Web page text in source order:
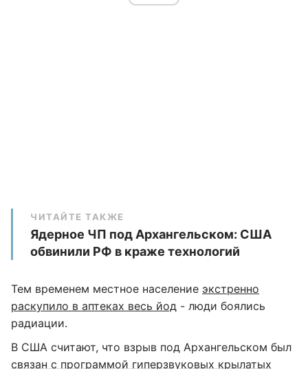
ЧИТАЙТЕ ТАКЖЕ
Ядерное ЧП под Архангельском: США
обвинили РФ в краже технологий
Тем временем местное население экстренно
раскупило в аптеках весь йод - люди боялись
радиации.
В США считают, что взрыв под Архангельском был
связан с программой гиперзвуковых крылатых